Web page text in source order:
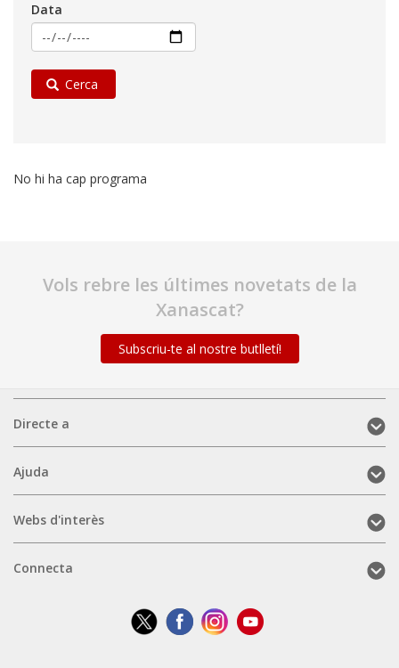
Data
Cerca
No hi ha cap programa
Vols rebre les últimes novetats de la
Xanascat?
Subscriu-te al nostre butlletí!
Directe
a
Directe a
Ajuda
(mobile)
Ajuda
Webs
d'interès
Webs d'interès
Connecta
Connecta